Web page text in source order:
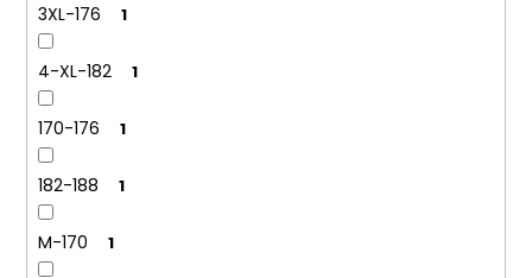
3XL-176 1
4-XL-182 1
170-176 1
182-188 1
M-170 1